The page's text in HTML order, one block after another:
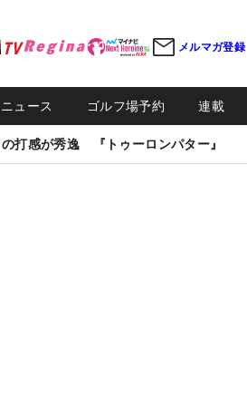
メルマガ登録
ュース ゴルフ場予約 連載
打感が秀逸 『トゥーロンパター』